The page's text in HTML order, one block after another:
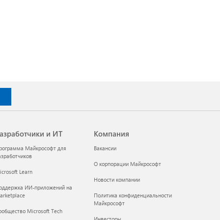
и ИТ
Майкрософт для
Learn
ИИ-приложений на
Microsoft Tech
Компания
Вакансии
О корпорации Майкрософт
Новости компании
Политика конфиденциальности
Майкрософт